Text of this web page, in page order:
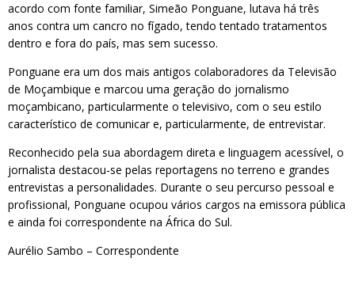
acordo com fonte familiar, Simeão Ponguane, lutava há três
anos contra um cancro no fígado, tendo tentado tratamentos
dentro e fora do país, mas sem sucesso.
Ponguane era um dos mais antigos colaboradores da Televisão
de Moçambique e marcou uma geração do jornalismo
moçambicano, particularmente o televisivo, com o seu estilo
característico de comunicar e, particularmente, de entrevistar.
Reconhecido pela sua abordagem direta e linguagem acessível, o
jornalista destacou-se pelas reportagens no terreno e grandes
entrevistas a personalidades. Durante o seu percurso pessoal e
profissional, Ponguane ocupou vários cargos na emissora pública
e ainda foi correspondente na África do Sul.
Aurélio Sambo – Correspondente